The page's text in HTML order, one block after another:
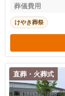
葬儀費用
けやき葬祭
直葬・火葬式